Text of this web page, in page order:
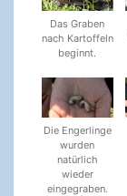
Das Graben
nach Kartoffeln
beginnt.
Die Engerlinge
wurden
natürlich
wieder
eingegraben.